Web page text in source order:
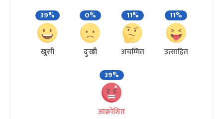
39%
खुसी
0%
दुःखी
11%
अचम्मित
11%
उत्साहित
39%
आक्रोशित